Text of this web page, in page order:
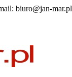
biuro@jan-mar.pl